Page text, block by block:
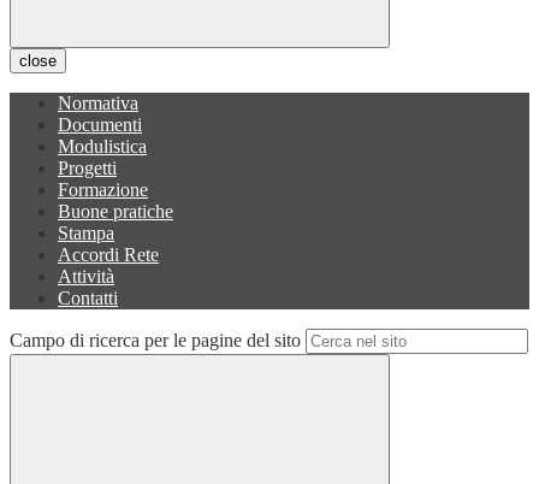
close
Normativa
Documenti
Modulistica
Progetti
Formazione
Buone pratiche
Stampa
Accordi Rete
Attività
Contatti
Campo di ricerca per le pagine del sito